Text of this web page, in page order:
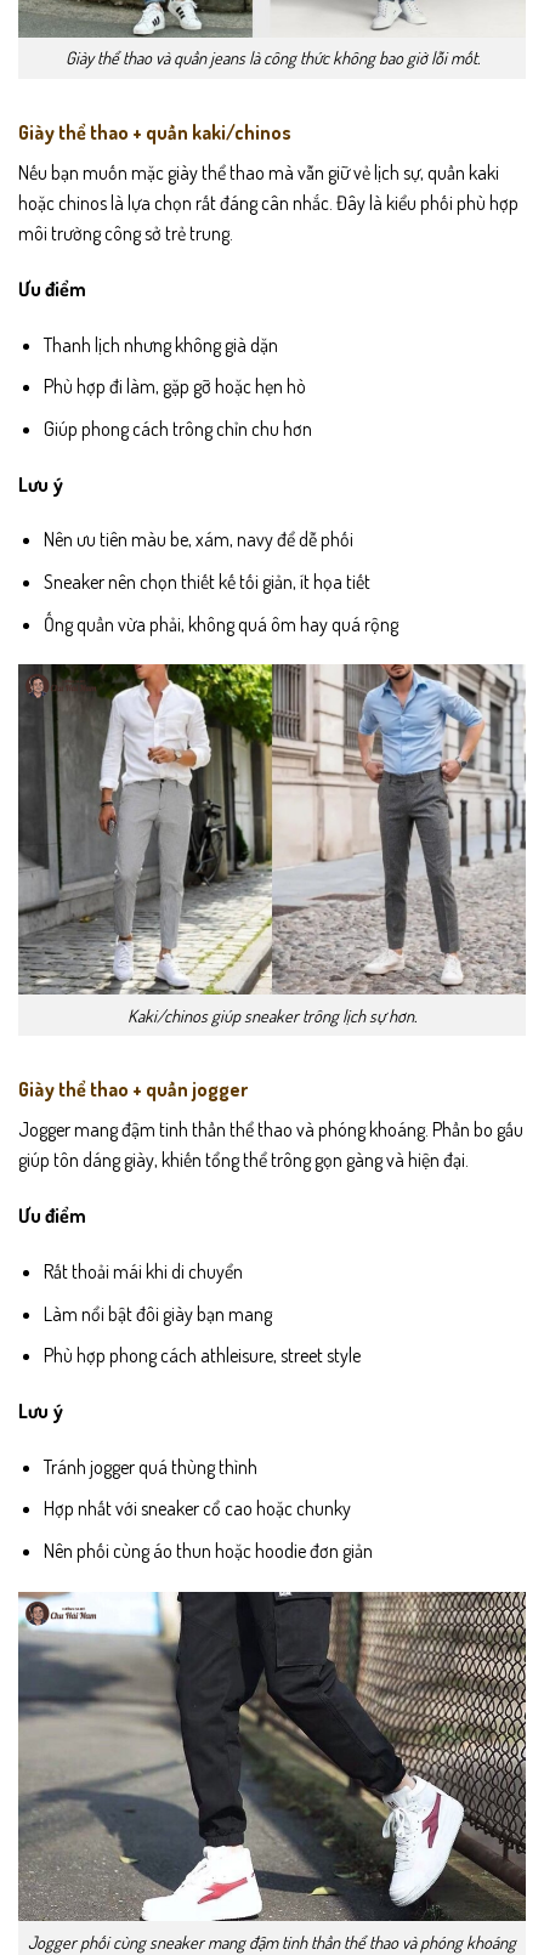
Giày thể thao và quần jeans là công thức không bao giờ lỗi mốt.
Giày thể thao + quần kaki/chinos
Nếu bạn muốn mặc giày thể thao mà vẫn giữ vẻ lịch sự, quần kaki
hoặc chinos là lựa chọn rất đáng cân nhắc. Đây là kiểu phối phù hợp
môi trường công sở trẻ trung.
Ưu điểm
Thanh lịch nhưng không già dặn
Phù hợp đi làm, gặp gỡ hoặc hẹn hò
Giúp phong cách trông chỉn chu hơn
Lưu ý
Nên ưu tiên màu be, xám, navy để dễ phối
Sneaker nên chọn thiết kế tối giản, ít họa tiết
Ống quần vừa phải, không quá ôm hay quá rộng
Kaki/chinos giúp sneaker trông lịch sự hơn.
Giày thể thao + quần jogger
Jogger mang đậm tinh thần thể thao và phóng khoáng. Phần bo gấu
giúp tôn dáng giày, khiến tổng thể trông gọn gàng và hiện đại.
Ưu điểm
Rất thoải mái khi di chuyển
Làm nổi bật đôi giày bạn mang
Phù hợp phong cách athleisure, street style
Lưu ý
Tránh jogger quá thùng thình
Hợp nhất với sneaker cổ cao hoặc chunky
Nên phối cùng áo thun hoặc hoodie đơn giản
Jogger phối cùng sneaker mang đậm tinh thần thể thao và phóng khoáng